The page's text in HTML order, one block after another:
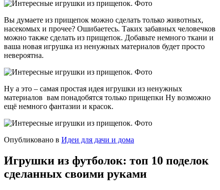
Вы думаете из прищепок можно сделать только животных,
насекомых и прочее? Ошибаетесь. Таких забавных человечков
можно также сделать из прищепок. Добавьте немного ткани и
ваша новая игрушка из ненужных материалов будет просто
невероятна.
Ну а это – самая простая идея игрушки из ненужных
материалов вам понадобятся только прищепки Ну возможно
ещё немного фантазии и красок.
Опубликовано в Идеи для дачи и дома
Игрушки из футболок: топ 10 поделок
сделанных своими руками